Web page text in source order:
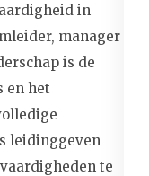
in
manager
is de
en het
leidinggeven
te